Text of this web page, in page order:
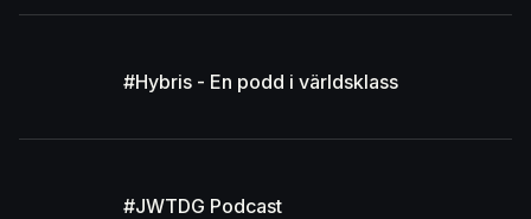
#Hybris - En podd i världsklass
#JWTDG Podcast